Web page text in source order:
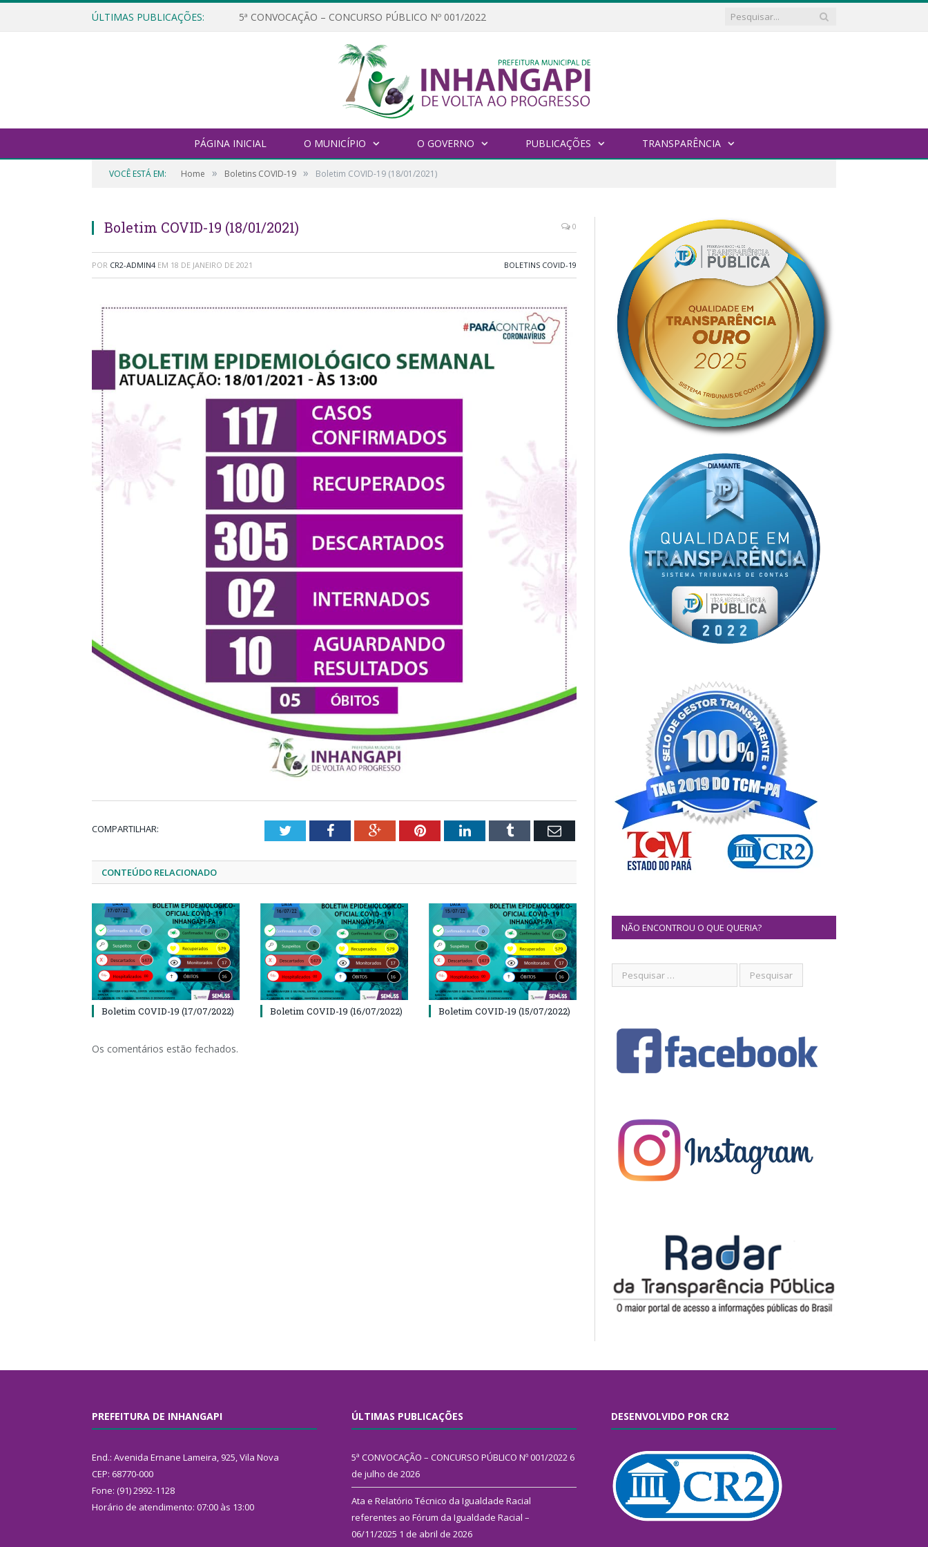
ÚLTIMAS PUBLICAÇÕES: 5ª CONVOCAÇÃO – CONCURSO PÚBLICO Nº 001/2022
PÁGINA INICIAL O MUNICÍPIO O GOVERNO PUBLICAÇÕES TRANSPARÊNCIA
VOCÊ ESTÁ EM: Home » Boletins COVID-19 » Boletim COVID-19 (18/01/2021)
Boletim COVID-19 (18/01/2021) 0
POR CR2-ADMIN4 EM 18 DE JANEIRO DE 2021 BOLETINS COVID-19
COMPARTILHAR: TwitterFacebookGoogle+PinterestLinkedInTumblr Email
CONTEÚDO RELACIONADO
Boletim COVID-19 (17/07/2022) Boletim COVID-19 (16/07/2022) Boletim COVID-19 (15/07/2022)
Os comentários estão fechados.
NÃO ENCONTROU O QUE QUERIA?
PREFEITURA DE INHANGAPI
End.: Avenida Ernane Lameira, 925, Vila Nova
CEP: 68770-000
Fone: (91) 2992-1128
Horário de atendimento: 07:00 às 13:00
ÚLTIMAS PUBLICAÇÕES
5ª CONVOCAÇÃO – CONCURSO PÚBLICO Nº 001/2022 6
de julho de 2026
Ata e Relatório Técnico da Igualdade Racial
referentes ao Fórum da Igualdade Racial –
06/11/2025 1 de abril de 2026
DESENVOLVIDO POR CR2